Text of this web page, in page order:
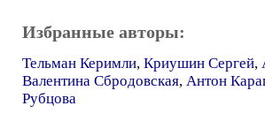
Избранные авторы:
Тельман Керимли, Криушин Сергей,
Валентина Сбродовская, Антон
Рубцова